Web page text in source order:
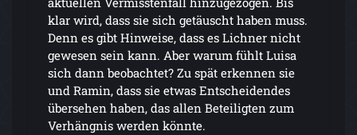
klar wird, dass sie sich getäuscht haben muss.
Denn es gibt Hinweise, dass es Lichner nicht
gewesen sein kann. Aber warum fühlt Luisa
sich dann beobachtet? Zu spät erkennen sie
und Ramin, dass sie etwas Entscheidendes
übersehen haben, das allen Beteiligten zum
Verhängnis werden könnte.